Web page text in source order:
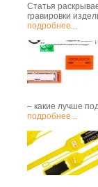
Статья
гравировки
подробнее...
– какие лучше
подробнее...